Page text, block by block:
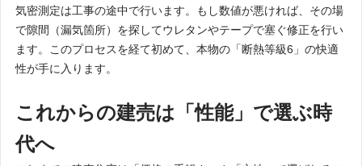
気密測定は工事の途中で行います。もし数値が悪ければ、その場
で隙間（漏気箇所）を探してウレタンやテープで塞ぐ修正を行い
ます。このプロセスを経て初めて、本物の「断熱等級6」の快適
性が手に入ります。
これからの建売は「性能」で選ぶ時
代へ